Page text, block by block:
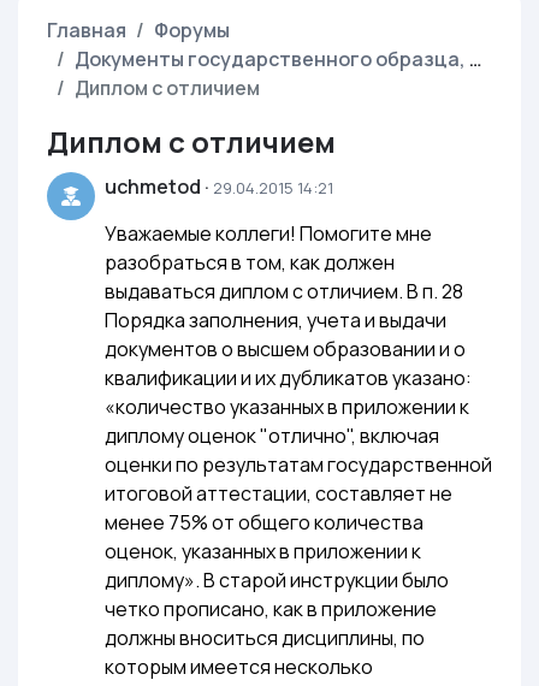
Главная
Форумы
Документы государственного образца, дипломы
Диплом с отличием
Диплом с отличием
uchmetod · 29.04.2015 14:21
Уважаемые коллеги! Помогите мне
разобраться в том, как должен
выдаваться диплом с отличием. В п. 28
Порядка заполнения, учета и выдачи
документов о высшем образовании и о
квалификации и их дубликатов указано:
«количество указанных в приложении к
диплому оценок "отлично", включая
оценки по результатам государственной
итоговой аттестации, составляет не
менее 75% от общего количества
оценок, указанных в приложении к
диплому». В старой инструкции было
четко прописано, как в приложение
должны вноситься дисциплины, по
которым имеется несколько